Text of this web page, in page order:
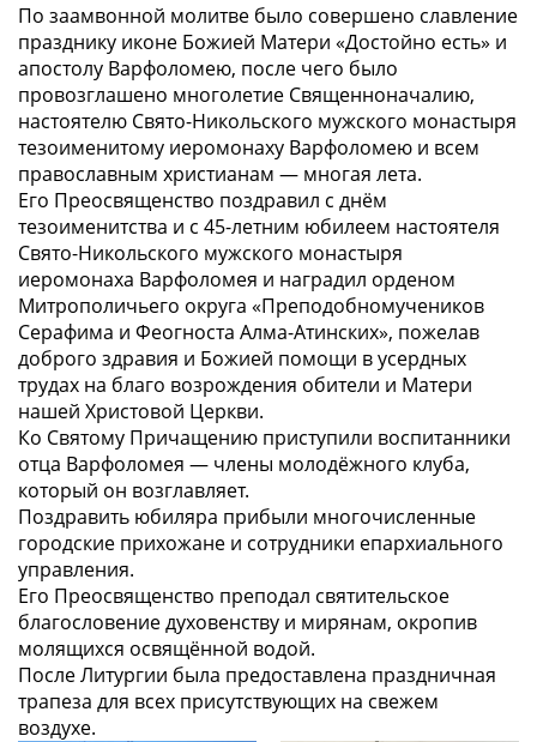
По заамвонной молитве было совершено славление
празднику иконе Божией Матери «Достойно есть» и
апостолу Варфоломею, после чего было
провозглашено многолетие Священноначалию,
настоятелю Свято-Никольского мужского монастыря
тезоименитому иеромонаху Варфоломею и всем
православным христианам — многая лета.
Его Преосвященство поздравил с днём
тезоименитства и с 45-летним юбилеем настоятеля
Свято-Никольского мужского монастыря
иеромонаха Варфоломея и наградил орденом
Митрополичьего округа «Преподобномучеников
Серафима и Феогноста Алма-Атинских», пожелав
доброго здравия и Божией помощи в усердных
трудах на благо возрождения обители и Матери
нашей Христовой Церкви.
Ко Святому Причащению приступили воспитанники
отца Варфоломея — члены молодёжного клуба,
который он возглавляет.
Поздравить юбиляра прибыли многочисленные
городские прихожане и сотрудники епархиального
управления.
Его Преосвященство преподал святительское
благословение духовенству и мирянам, окропив
молящихся освящённой водой.
После Литургии была предоставлена праздничная
трапеза для всех присутствующих на свежем
воздухе.